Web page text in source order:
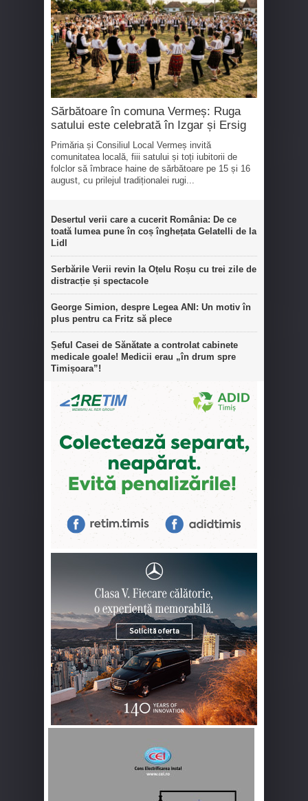
Sărbătoare în comuna Vermeș: Ruga
satului este celebrată în Izgar și Ersig
Primăria și Consiliul Local Vermeș invită
comunitatea locală, fiii satului și toți iubitorii de
folclor să îmbrace haine de sărbătoare pe 15 și 16
august, cu prilejul tradiționalei rugi...
Desertul verii care a cucerit România: De ce
toată lumea pune în coș înghețata Gelatelli de la
Lidl
Serbările Verii revin la Oțelu Roșu cu trei zile de
distracție și spectacole
George Simion, despre Legea ANI: Un motiv în
plus pentru ca Fritz să plece
Șeful Casei de Sănătate a controlat cabinete
medicale goale! Medicii erau „în drum spre
Timișoara”!